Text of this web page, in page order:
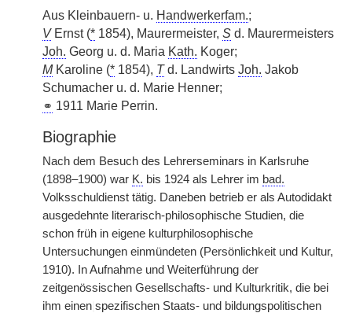
Aus Kleinbauern- u. Handwerkerfam.;
VErnst (* 1854), Maurermeister, S d. Maurermeisters
Joh. Georg u. d. Maria Kath. Koger;
MKaroline (* 1854), Td. Landwirts Joh. Jakob
Schumacher u. d. Marie Henner;
⚭ 1911 Marie Perrin.
Biographie
Nach dem Besuch des Lehrerseminars in Karlsruhe
(1898–1900) war K. bis 1924 als Lehrer im bad.
Volksschuldienst tätig. Daneben betrieb er als Autodidakt
ausgedehnte literarisch-philosophische Studien, die
schon früh in eigene kulturphilosophische
Untersuchungen einmündeten (Persönlichkeit und Kultur,
1910). In Aufnahme und Weiterführung der
zeitgenössischen Gesellschafts- und Kulturkritik, die bei
ihm einen spezifischen Staats- und bildungspolitischen